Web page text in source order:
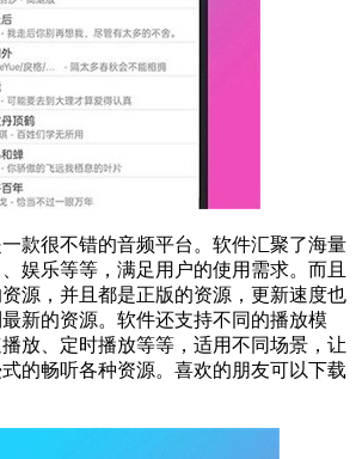
一款很不错的音频平台。软件汇聚了海量
娱乐等等，满足用户的使用需求。而且
源，并且都是正版的资源，更新速度也
新的资源。软件还支持不同的播放模
放、定时播放等等，适用不同场景，让
的畅听各种资源。喜欢的朋友可以下载